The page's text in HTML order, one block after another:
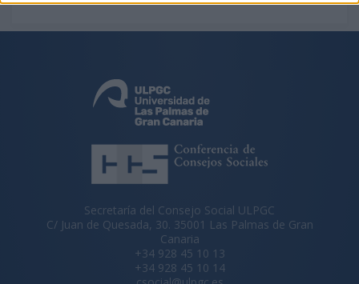
Secretaría del Consejo Social ULPGC
C/ Juan de Quesada, 30. 35001 Las Palmas de Gran
Canaria
+34 928 45 10 13
+34 928 45 10 14